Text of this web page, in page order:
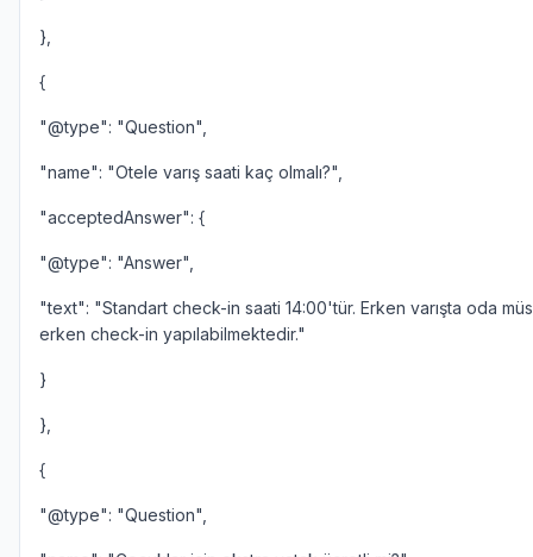
},
{
"@type": "Question",
"name": "Otele varış saati kaç olmalı?",
"acceptedAnswer": {
"@type": "Answer",
"text": "Standart check-in saati 14:00'tür. Erken varışta oda
erken check-in yapılabilmektedir."
}
},
{
"@type": "Question",